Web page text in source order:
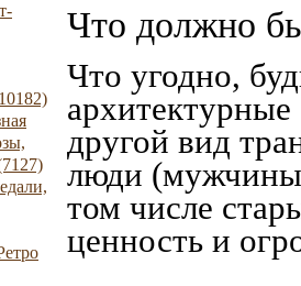
Что должно
Что угодно,
другой вид
люди
том числе
ценность и